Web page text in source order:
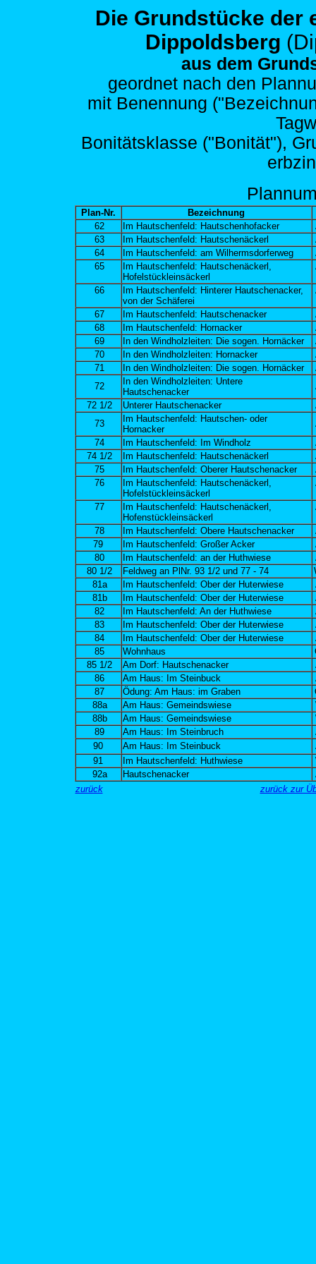
Die Grundstücke der
Dippoldsberg
aus dem
geordnet nach den
mit Benennung
Bonitätsklasse ("Bonität"),
Plann
Plan-Nr.
Bezeichnung
62
Im Hautschenfeld: Hautschenhofacker
63
Im Hautschenfeld: Hautschenäckerl
64
Im Hautschenfeld: am Wilhermsdorferweg
65
Im Hautschenfeld: Hautschenäckerl,
Hofelstückleinsäckerl
66
Im Hautschenfeld: Hinterer Hautschenacker,
von der Schäferei
67 Im Hautschenfeld: Hautschenacker
68
Im Hautschenfeld: Hornacker
69
In den Windholzleiten: Die sogen. Hornäcker
70
In den Windholzleiten: Hornacker
71
In den Windholzleiten: Die sogen. Hornäcker
72
In den Windholzleiten: Untere
Hautschenacker
72 1/2
Unterer Hautschenacker
73
Im Hautschenfeld: Hautschen- oder
Hornacker
74
Im Hautschenfeld: Im Windholz
74 1/2
Im Hautschenfeld: Hautschenäckerl
75
Im Hautschenfeld: Oberer Hautschenacker
76
Im Hautschenfeld: Hautschenäckerl,
Hofelstückleinsäckerl
77
Im Hautschenfeld: Hautschenäckerl,
Hofenstückleinsäckerl
78 Im Hautschenfeld: Obere Hautschenacker
79
Im Hautschenfeld: Großer Acker
80
Im Hautschenfeld: an der Huthwiese
80 1/2
Feldweg an PlNr. 93 1/2 und 77 - 74
81a
Im Hautschenfeld: Ober der Huterwiese
81b
Im Hautschenfeld: Ober der Huterwiese
82
Im Hautschenfeld: An der Huthwiese
83
Im Hautschenfeld: Ober der Huterwiese
84
Im Hautschenfeld: Ober der Huterwiese
85
Wohnhaus
85 1/2
Am Dorf: Hautschenacker
86
Am Haus: Im Steinbuck
87
Ödung: Am Haus: im Graben
88a
Am Haus: Gemeindswiese
88b
Am Haus: Gemeindswiese
89
Am Haus: Im Steinbruch
90
Am Haus: Im Steinbuck
91
Im Hautschenfeld: Huthwiese
92a
Hautschenacker
zurück
zurück zur